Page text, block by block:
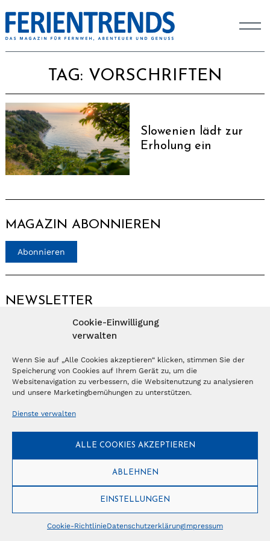
Cookie-Einwilligung
verwalten
Wenn Sie auf „Alle Cookies akzeptieren“ klicken, stimmen Sie der
Speicherung von Cookies auf Ihrem Gerät zu, um die
Websitenavigation zu verbessern, die Websitenutzung zu analysieren
und unsere Marketingbemühungen zu unterstützen.
Dienste verwalten
ALLE COOKIES AKZEPTIEREN
ABLEHNEN
EINSTELLUNGEN
Cookie-RichtlinieDatenschutzerklärungImpressum
TAG: VORSCHRIFTEN
Slowenien lädt zur
Erholung ein
MAGAZIN ABONNIEREN
Abonnieren
NEWSLETTER
© Copyright 2026 – Ferientrends // info@tlvg.ch// +41 31 300 30 85 //
Tourismus Lifestyle Verlag GmbH // Frohbergweg 1 - CH-3012 Bern //
Datenschutzerklärung//Impressum